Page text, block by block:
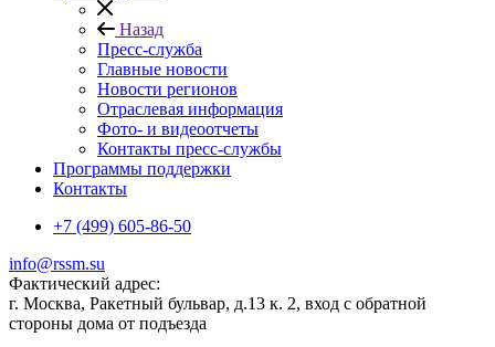
Назад
Пресс-служба
Главные новости
Новости регионов
Отраслевая информация
Фото- и видеоотчеты
Контакты пресс-службы
Программы поддержки
Контакты
+7 (499) 605-86-50
info@rssm.su
Фактический адрес:
г. Москва, Ракетный бульвар, д.13 к. 2, вход с обратной
стороны дома от подъезда